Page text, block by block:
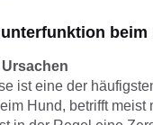
beim
ist eine der
Hund, betrifft meist